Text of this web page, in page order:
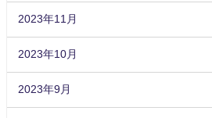
2023年11月
2023年10月
2023年9月